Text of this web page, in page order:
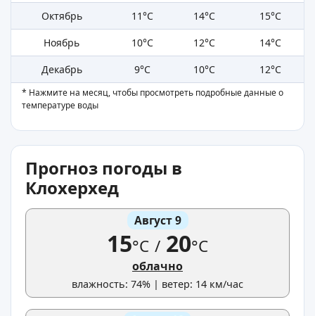
Октябрь
11°C 14°C
15°C
Ноябрь
10°C 12°C
14°C
Декабрь
9°C 10°C 12°C
* Нажмите на месяц, чтобы просмотреть подробные данные о
температуре воды
Прогноз погоды в
Клохерхед
Август 9
15°C / 20°C
облачно
влажность: 74% | ветер: 14 км/час